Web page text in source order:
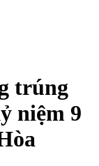
trúng
niệm 9